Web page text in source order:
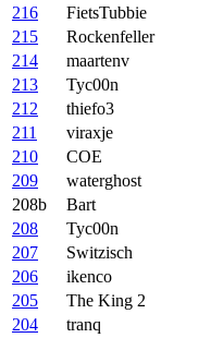
216
FietsTubbie
215
Rockenfeller
214
maartenv
213
Tyc00n
212
thiefo3
211
viraxje
210
COE
209
waterghost
208b
Bart
208
Tyc00n
207
Switzisch
206
ikenco
205
The King 2
204
tranq